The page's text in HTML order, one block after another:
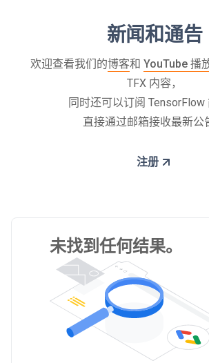
新闻和通告
欢迎查看我们的博客和 YouTube 播
TFX 内容，
同时还可以订阅 TensorFlow
直接通过邮箱接收最新公
注册
未找到任何结果。